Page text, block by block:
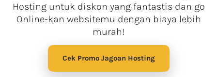
Hosting untuk diskon yang fantastis dan go
Online-kan websitemu dengan biaya lebih
murah!
Cek Promo Jagoan Hosting